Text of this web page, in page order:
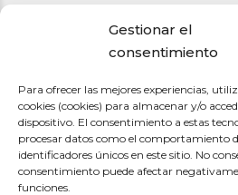
Gestionar el
consentimiento
Para ofrecer las mejores experiencias,
cookies (cookies) para almacenar y/o
dispositivo. El consentimiento a estas
procesar datos como el comportamiento
identificadores únicos en este sitio. No
consentimiento puede afectar
funciones.
Pólizas
ISSA 10
ISSA BÀSIC